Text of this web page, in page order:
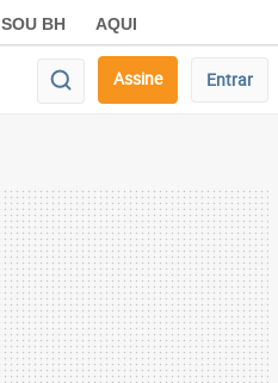
SOU BH AQUI
Assine Entrar